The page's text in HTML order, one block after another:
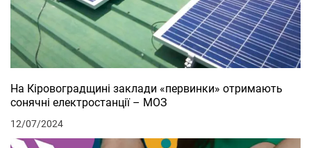
На Кіровоградщині заклади «первинки» отримають
сонячні електростанції – МОЗ
12/07/2024